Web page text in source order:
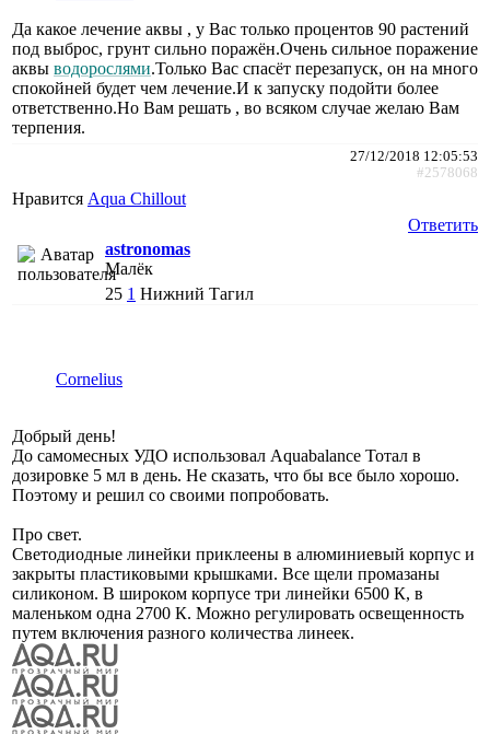
Да какое лечение аквы , у Вас только процентов 90 растений
под выброс, грунт сильно поражён.Очень сильное поражение
аквы водорослями.Только Вас спасёт перезапуск, он на много
спокойней будет чем лечение.И к запуску подойти более
ответственно.Но Вам решать , во всяком случае желаю Вам
терпения.
27/12/2018 12:05:53
#2578068
Нравится Aqua Chillout
Ответить
astronomas
Малёк
25 1 Нижний Тагил
Cornelius
Добрый день!
До самомесных УДО использовал Aquabalance Тотал в
дозировке 5 мл в день. Не сказать, что бы все было хорошо.
Поэтому и решил со своими попробовать.
Про свет.
Светодиодные линейки приклеены в алюминиевый корпус и
закрыты пластиковыми крышками. Все щели промазаны
силиконом. В широком корпусе три линейки 6500 К, в
маленьком одна 2700 К. Можно регулировать освещенность
путем включения разного количества линеек.